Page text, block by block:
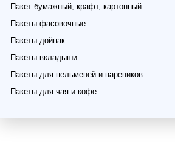
Пакет бумажный, крафт, картонный
Пакеты фасовочные
Пакеты дойпак
Пакеты вкладыши
Пакеты для пельменей и вареников
Пакеты для чая и кофе